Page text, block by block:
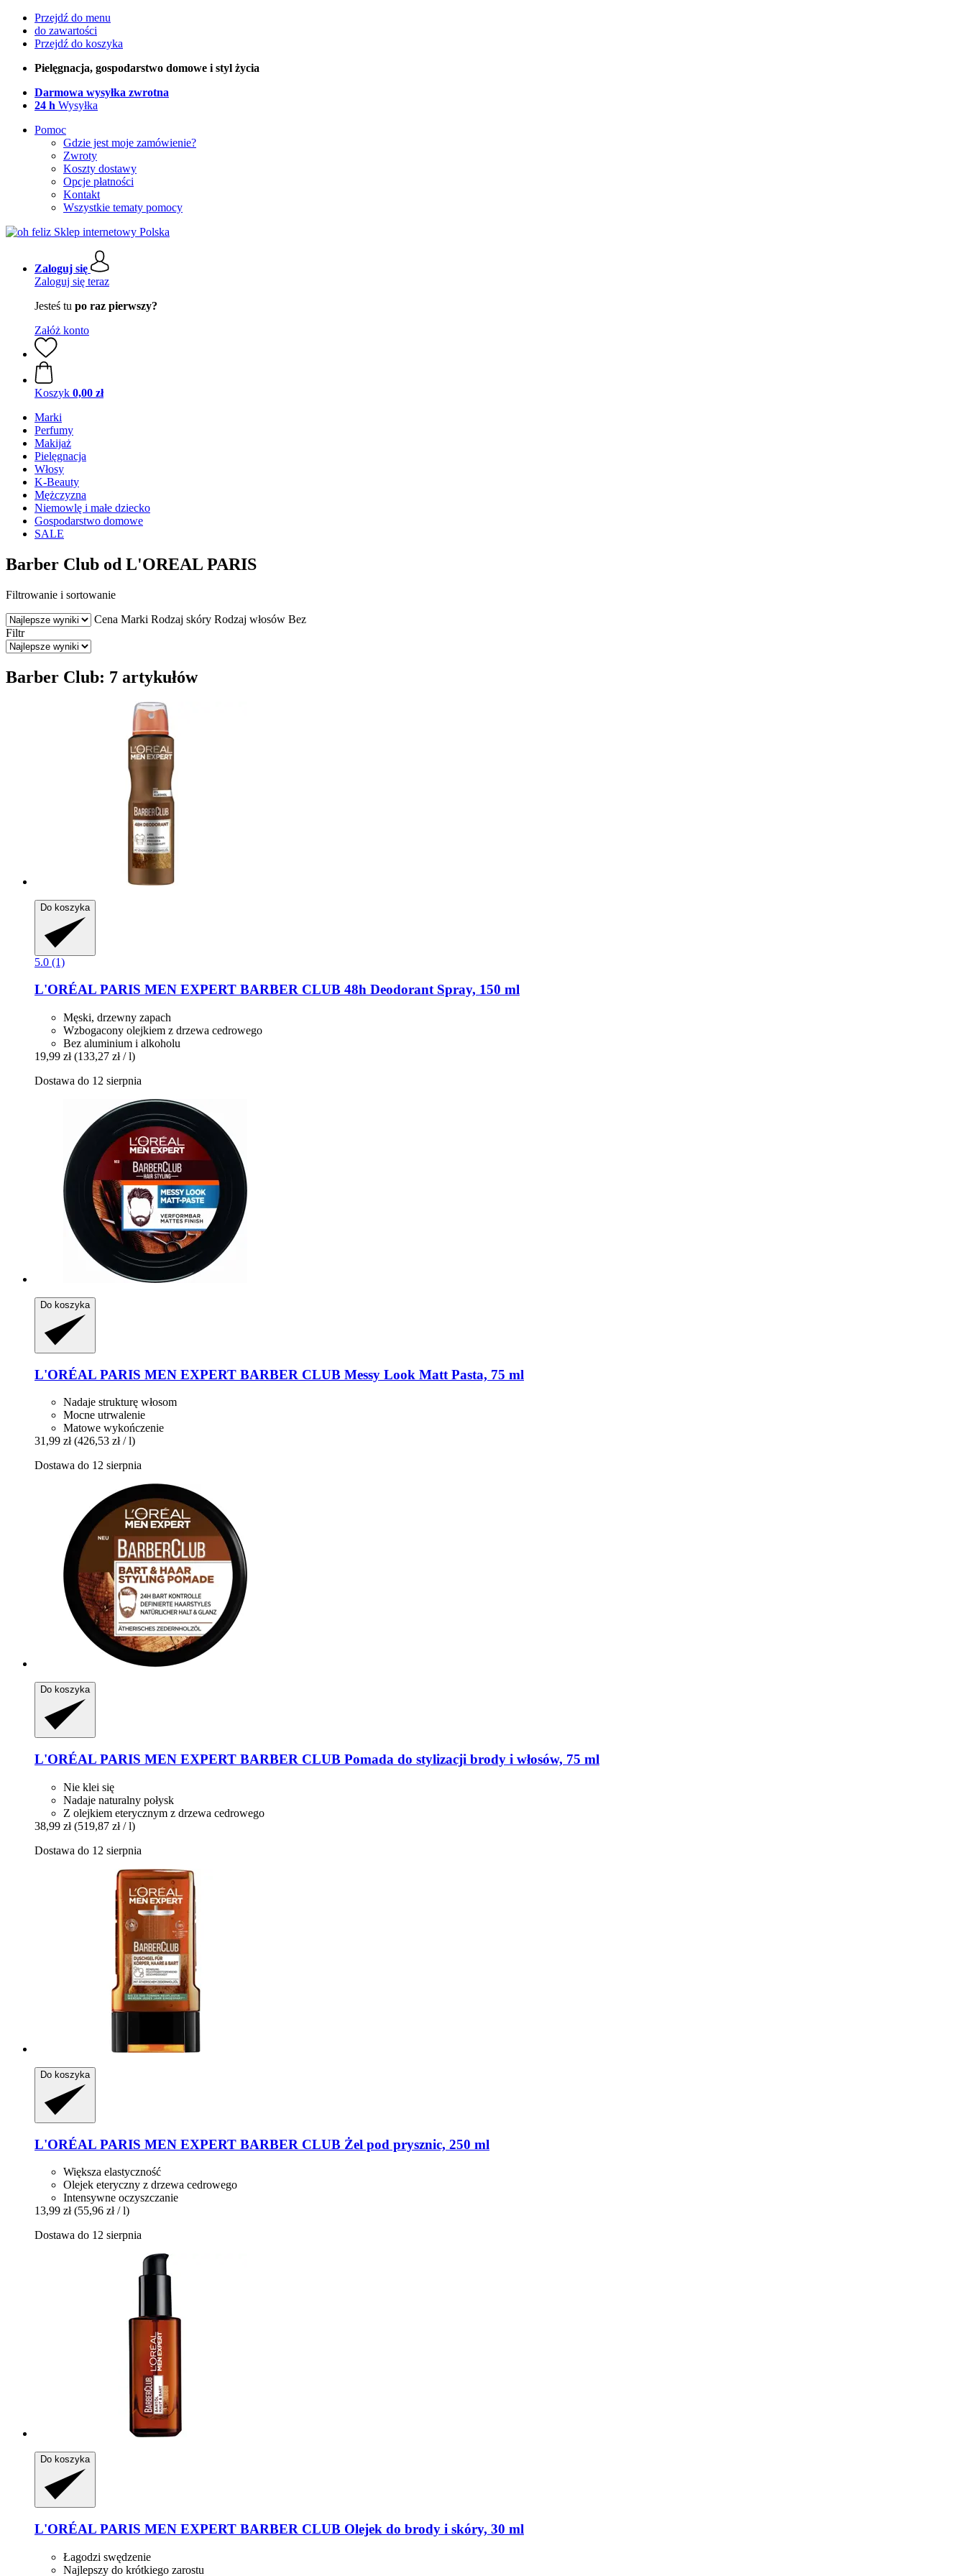
Przejdź do menu
do zawartości
Przejdź do koszyka
Pielęgnacja, gospodarstwo domowe i styl życia
Darmowa wysyłka zwrotna
24 h Wysyłka
Pomoc
Gdzie jest moje zamówienie?
Zwroty
Koszty dostawy
Opcje płatności
Kontakt
Wszystkie tematy pomocy
Zaloguj się
Zaloguj się teraz
Jesteś tu po raz pierwszy?
Załóż konto
Koszyk 0,00 zł
Marki
Perfumy
Makijaż
Pielęgnacja
Włosy
K-Beauty
Mężczyzna
Niemowlę i małe dziecko
Gospodarstwo domowe
SALE
Barber Club od L'OREAL PARIS
Filtrowanie i sortowanie
Cena Marki Rodzaj skóry Rodzaj włosów Bez
Filtr
Barber Club: 7 artykułów
Do koszyka
5.0 (1)
L'ORÉAL PARIS MEN EXPERT BARBER CLUB 48h Deodorant Spray, 150 ml
Męski, drzewny zapach
Wzbogacony olejkiem z drzewa cedrowego
Bez aluminium i alkoholu
19,99 zł (133,27 zł / l)
Dostawa do 12 sierpnia
Do koszyka
L'ORÉAL PARIS MEN EXPERT BARBER CLUB Messy Look Matt Pasta, 75 ml
Nadaje strukturę włosom
Mocne utrwalenie
Matowe wykończenie
31,99 zł (426,53 zł / l)
Dostawa do 12 sierpnia
Do koszyka
L'ORÉAL PARIS MEN EXPERT BARBER CLUB Pomada do stylizacji brody i włosów, 75 ml
Nie klei się
Nadaje naturalny połysk
Z olejkiem eterycznym z drzewa cedrowego
38,99 zł (519,87 zł / l)
Dostawa do 12 sierpnia
Do koszyka
L'ORÉAL PARIS MEN EXPERT BARBER CLUB Żel pod prysznic, 250 ml
Większa elastyczność
Olejek eteryczny z drzewa cedrowego
Intensywne oczyszczanie
13,99 zł (55,96 zł / l)
Dostawa do 12 sierpnia
Do koszyka
L'ORÉAL PARIS MEN EXPERT BARBER CLUB Olejek do brody i skóry, 30 ml
Łagodzi swędzenie
Najlepszy do krótkiego zarostu